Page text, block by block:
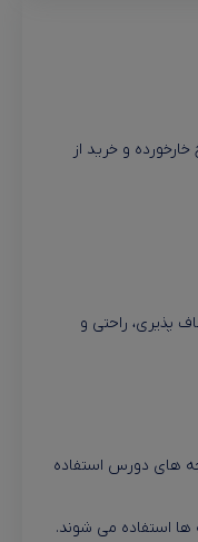
و خرید از
پذیری، راحتی و
های دورس استفاده
ها استفاده می شوند.